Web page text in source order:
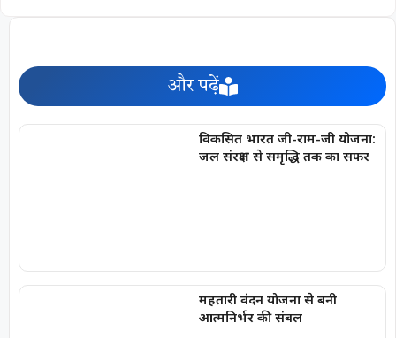
और पढ़ें
विकसित भारत जी-राम-जी योजना:
जल संरक्षण से समृद्धि तक का सफर
महतारी वंदन योजना से बनी
आत्मनिर्भर की संबल